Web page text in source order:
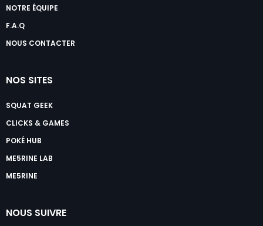
NOTRE ÉQUIPE
F.A.Q
NOUS CONTACTER
NOS SITES
SQUAT GEEK
CLICKS & GAMES
POKÉ HUB
ME5RINE LAB
ME5RINE
NOUS SUIVRE